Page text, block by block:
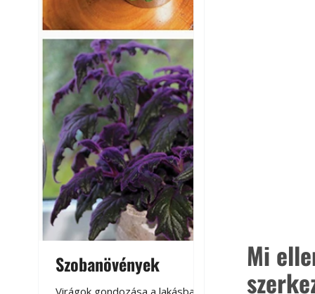
Szobanövények
Virágoskert:
teraszon,
Mi